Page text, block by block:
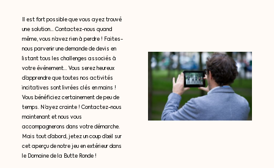
Il est fort possible que vous ayez trouvé
une solution… Contactez-nous quand
même, vous n’avez rien à perdre ! Faites-
nous parvenir une demande de devis en
listant tous les challenges associés à
votre événement… Vous serez heureux
d’apprendre que toutes nos activités
incitatives sont livrées clés en mains !
Vous bénéficiez certainement de peu de
temps. N’ayez crainte ! Contactez-nous
maintenant et nous vous
accompagnerons dans votre démarche.
Mais tout d’abord, jetez un coup d’œil sur
cet aperçu de notre jeu en extérieur dans
le Domaine de la Butte Ronde !